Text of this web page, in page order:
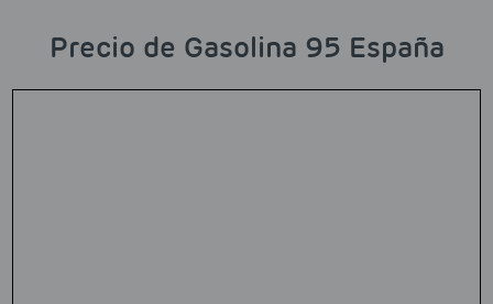
Precio de Gasolina 95 España